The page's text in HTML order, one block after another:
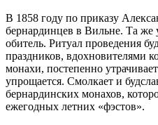
В 1858 году по приказу
бернардинцев в Вильне. Та же
обитель. Ритуал проведения
праздников, вдохновителями
монахи, постепенно
упрощается. Смолкает и
бернардинских монахов,
ежегодных летних «фэстов».